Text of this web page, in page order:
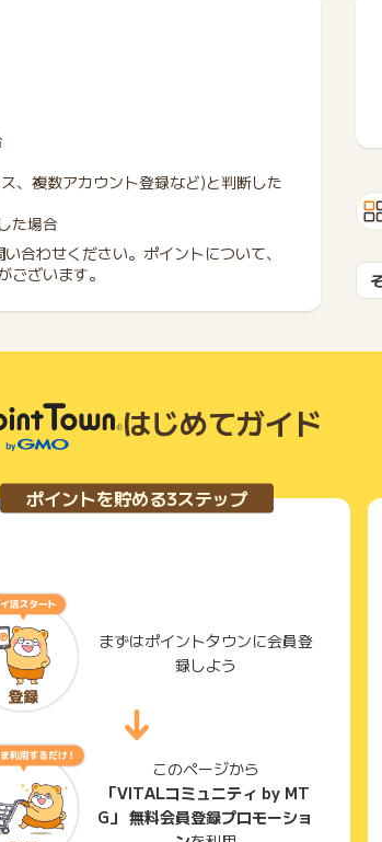
、複数アカウント登録など)と判断した
た場合
合わせください。ポイントについて、
ざいます。
はじめてガイド
ポイントを貯める3ステップ
まずはポイントタウンに会員登
録しよう
このページから
「VITALコミュニティ by MT
G」 無料会員登録プロモーショ